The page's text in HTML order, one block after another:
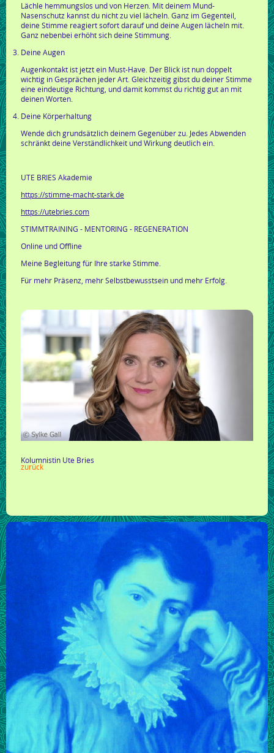
Lächle hemmungslos und von Herzen. Mit deinem Mund-
Nasenschutz kannst du nicht zu viel lächeln. Ganz im Gegenteil,
deine Stimme reagiert sofort darauf und deine Augen lächeln mit.
Ganz nebenbei erhöht sich deine Stimmung.
Deine Augen
Augenkontakt ist jetzt ein Must-Have. Der Blick ist nun doppelt
wichtig in Gesprächen jeder Art. Gleichzeitig gibst du deiner Stimme
eine eindeutige Richtung, und damit kommst du richtig gut an mit
deinen Worten.
Deine Körperhaltung
Wende dich grundsätzlich deinem Gegenüber zu. Jedes Abwenden
schränkt deine Verständlichkeit und Wirkung deutlich ein.
UTE BRIES Akademie
https://stimme-macht-stark.de
https://utebries.com
STIMMTRAINING - MENTORING - REGENERATION
Online und Offline
Meine Begleitung für Ihre starke Stimme.
Für mehr Präsenz, mehr Selbstbewusstsein und mehr Erfolg.
Kolumnistin Ute Bries
zurück